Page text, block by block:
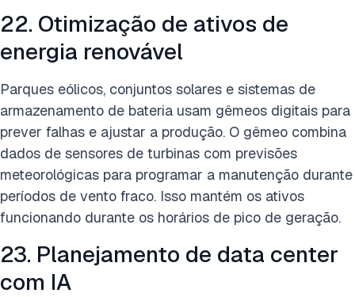
22. Otimização de ativos de
energia renovável
Parques eólicos, conjuntos solares e sistemas de
armazenamento de bateria usam gêmeos digitais para
prever falhas e ajustar a produção. O gêmeo combina
dados de sensores de turbinas com previsões
meteorológicas para programar a manutenção durante
períodos de vento fraco. Isso mantém os ativos
funcionando durante os horários de pico de geração.
23. Planejamento de data center
com IA